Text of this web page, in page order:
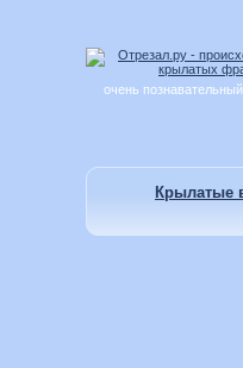
очень
Крылатые